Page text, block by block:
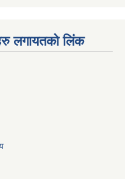
लगायतको लिंक